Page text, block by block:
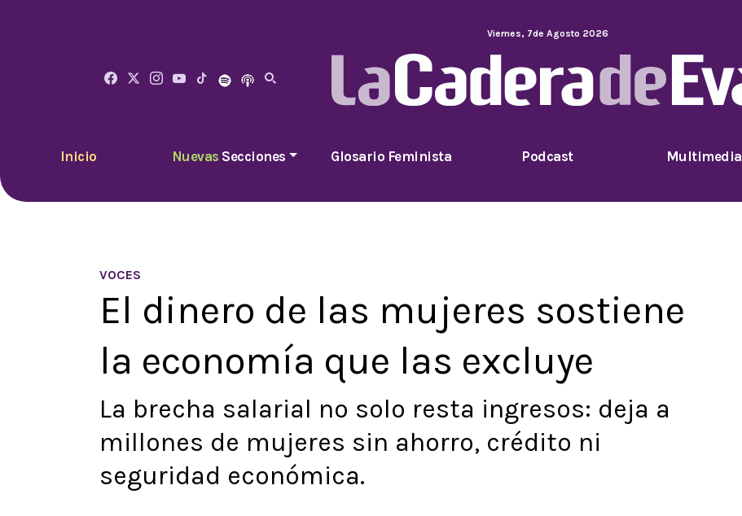
Viernes, 7de Agosto 2026
Inicio Nuevas Secciones Glosario Feminista Podcast Multimedia
VOCES
El dinero de las mujeres sostiene
la economía que las excluye
La brecha salarial no solo resta ingresos: deja a
millones de mujeres sin ahorro, crédito ni
seguridad económica.